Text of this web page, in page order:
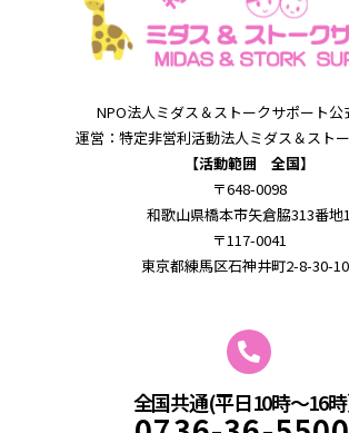
NPO法⼈ミダス＆ストークサポート公
運営：特定⾮営利活動法⼈ミダス＆スト
【活動範囲 全国】
〒648-0098
和歌⼭県橋本市⽮倉脇313番地1
〒117-0041
東京都練馬区石神井町2-8-30-
全国共通(平日10時～16時